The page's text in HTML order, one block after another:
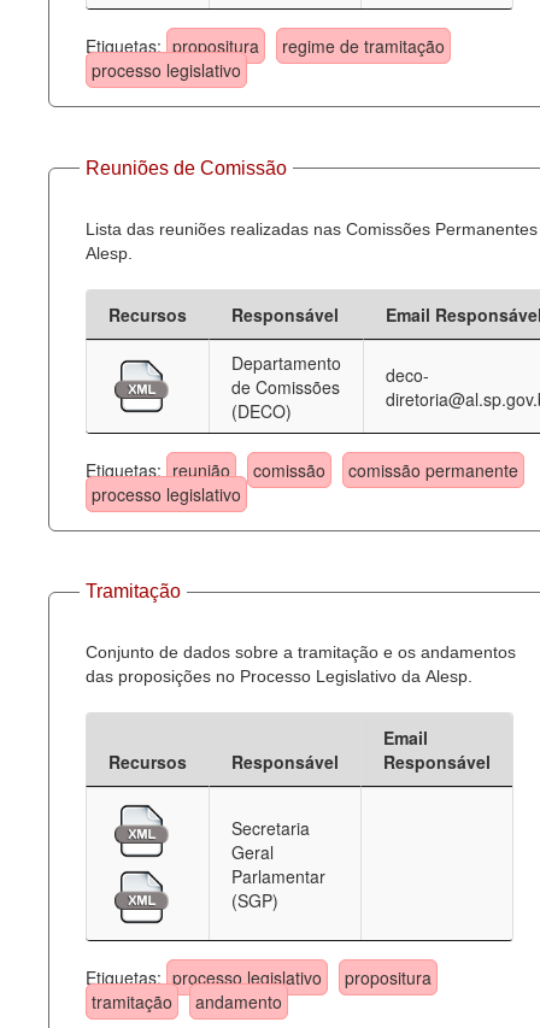
Etiquetas: propositura
regime de tramitação
processo legislativo
Reuniões de Comissão
Lista das reuniões realizadas nas Comissões
Alesp.
Recursos Responsável
Email
Departamento
de Comissões
(DECO)
deco-
Etiquetas: reunião comissão
comissão permanente
processo legislativo
Tramitação
Conjunto de dados sobre a tramitação e os andamentos
das proposições no Processo Legislativo da Alesp.
Recursos Responsável
Email
Responsável
Secretaria
Geral
Parlamentar
(SGP)
Etiquetas: processo legislativo
propositura
tramitação
andamento